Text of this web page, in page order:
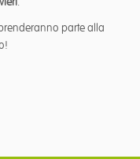
parte alla